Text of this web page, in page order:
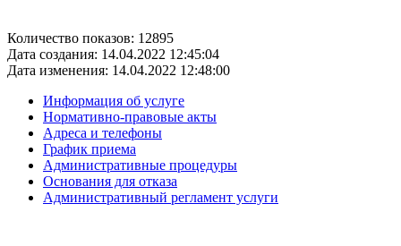
Количество показов: 12895
Дата создания: 14.04.2022 12:45:04
Дата изменения: 14.04.2022 12:48:00
Информация об услуге
Нормативно-правовые акты
Адреса и телефоны
График приема
Административные процедуры
Основания для отказа
Административный регламент услуги